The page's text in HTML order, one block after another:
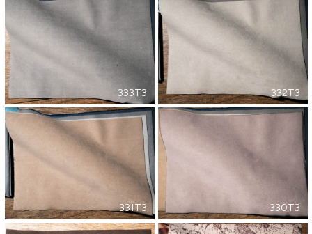
333T3 332T3
331T3 330T3